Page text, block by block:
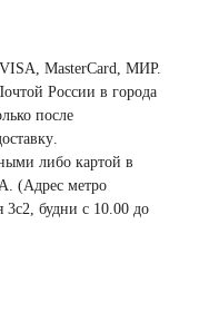
VISA, MasterCard, МИР.
России в города
после
либо картой в
(Адрес метро
3с2, будни с 10.00 до